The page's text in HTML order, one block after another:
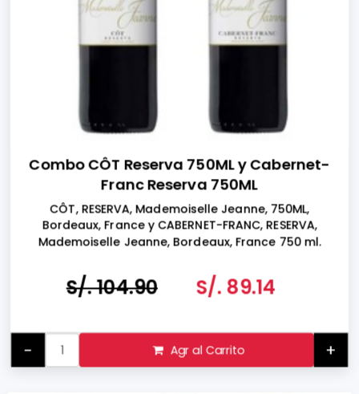
Combo CÔT Reserva 750ML y Cabernet-
Franc Reserva 750ML
CÔT, RESERVA, Mademoiselle Jeanne, 750ML,
Bordeaux, France y CABERNET-FRANC, RESERVA,
Mademoiselle Jeanne, Bordeaux, France 750 ml.
S/. 104.90 S/. 89.14
- Agr al Carrito +